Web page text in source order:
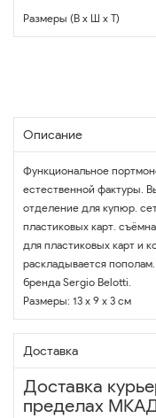
Размеры (В x Ш x Т)
Описание
Функциональное
естественной фактуры.
отделение для купюр.
пластиковых карт.
для пластиковых карт и
раскладывается
бренда Sergio Belotti.
Размеры: 13 х 9 х 3 см
Доставка
Доставка
пределах